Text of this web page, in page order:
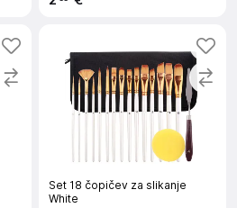
Set 18 čopičev za slikanje
White